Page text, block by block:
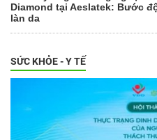
Diamond tại Aeslatek: Bước
làn da
SỨC KHỎE - Y TẾ